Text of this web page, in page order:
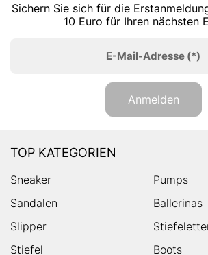
Sichern Sie sich für die
10 Euro für Ihren nächsten
E-Mail-Adresse (*)
Anmelden
TOP KATEGORIEN
Sneaker
Pumps
Sandalen
Ballerinas
Slipper
Stiefel
Boots